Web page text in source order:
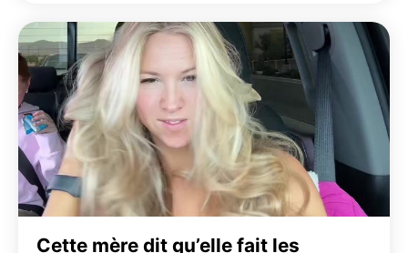
Cette mère dit qu’elle fait les